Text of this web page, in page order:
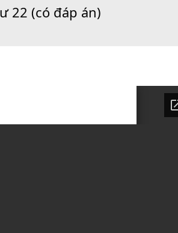
22 (có đáp án)